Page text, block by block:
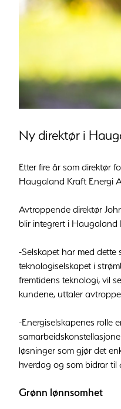
Ny direktør i
Etter fire år som direktør
Haugaland Kraft Energi
Avtroppende direktør
blir integrert i Haugaland
-Selskapet har med dette
teknologiselskapet i
fremtidens teknologi, vil
kundene, uttaler
-Energiselskapenes rolle
løsninger som gjør det
hverdag og som bidrar til
Grønn lønnsomhet